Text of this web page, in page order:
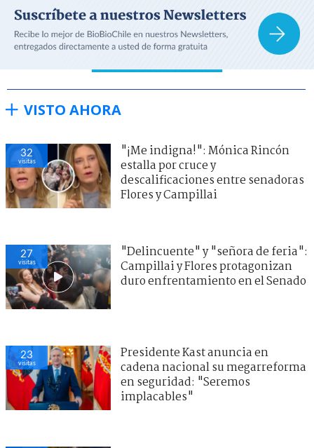
VISTO AHORA
32
visitas
"¡Me indigna!": Mónica Rincón
estalla por cruce y
descalificaciones entre senadoras
Flores y Campillai
27
visitas
"Delincuente" y "señora de feria":
Campillai y Flores protagonizan
duro enfrentamiento en el Senado
23
visitas
Presidente Kast anuncia en
cadena nacional su megarreforma
en seguridad: "Seremos
implacables"